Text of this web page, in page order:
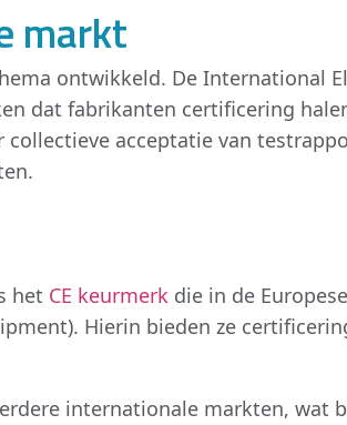
markt
ontwikkeld. De International
dat fabrikanten certificering
acceptatie van
het CE keurmerk die in de
Hierin bieden ze
internationale markten, wat